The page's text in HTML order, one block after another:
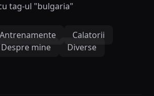
tag-ul "bulgaria"
Antrenamente
Calatorii
Despre mine
Diverse